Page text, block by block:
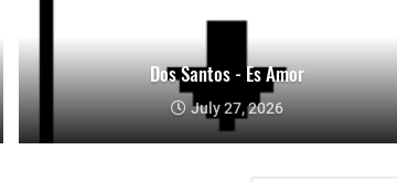
Dos Santos - Es Amor
July 27, 2026